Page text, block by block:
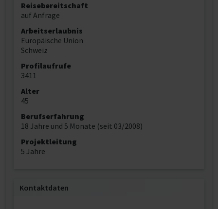
Reisebereitschaft
auf Anfrage
Arbeitserlaubnis
Europäische Union
Schweiz
Profilaufrufe
3411
Alter
45
Berufserfahrung
18 Jahre und 5 Monate (seit 03/2008)
Projektleitung
5 Jahre
Kontaktdaten